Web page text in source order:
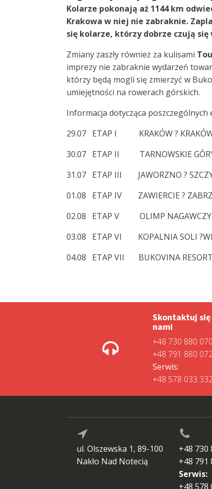
Kolarze pokonają aż 1144 km
Krakowa w niej nie zabraknie.
się kolarze, którzy dobrze czują
Zmiany zaszły również za kulisami
imprezy nie zabraknie wydarzeń
którzy będą mogli się zmierzyć w
umiejętności na rowerach górskich.
Informacja dotycząca poszczególnych
29.07 ETAP I KRAKÓW ?
30.07 ETAP II TARNOWSKIE GÓRY
31.07 ETAP III JAWORZNO ?
01.08 ETAP IV ZAWIERCIE ?
02.08 ETAP V OLIMP
03.08 ETAP VI KOPALNIA SOLI
04.08 ETAP VII BUKOVINA RESORT
Skontaktuj się
nami
+48 730 880 070
+48 791 880
Serwis:
+48 578 033
ul. Olszewska 1, 89-100
Nakło Nad Notecią
+48 730
+48 791
Serwis:
+48 578